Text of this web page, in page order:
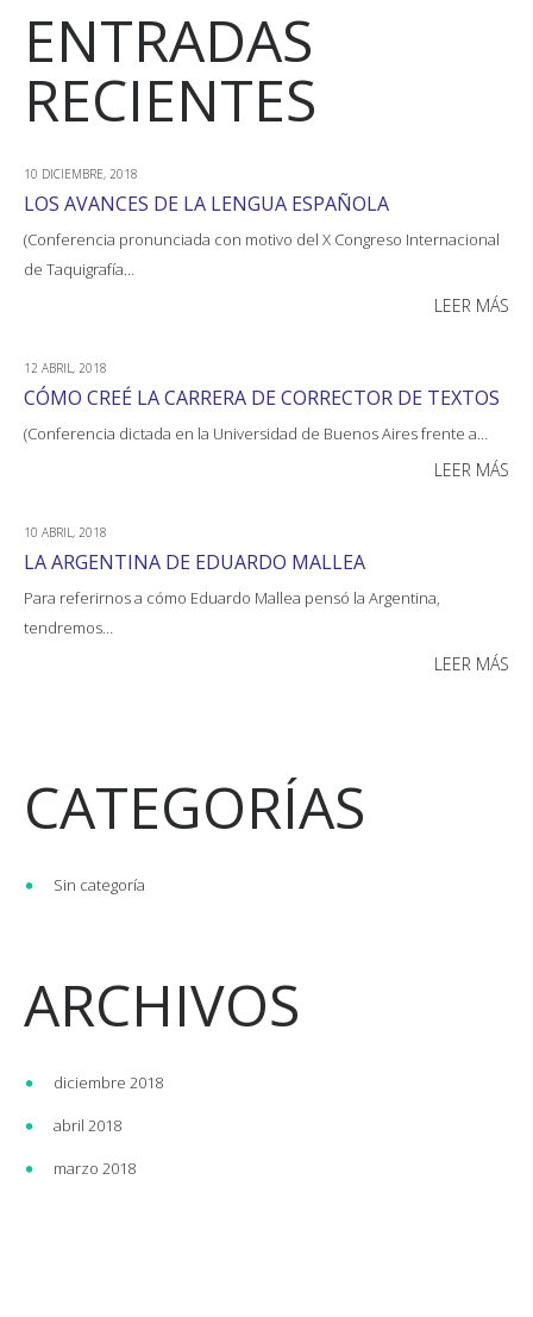
ENTRADAS
RECIENTES
10 DICIEMBRE, 2018
LOS AVANCES DE LA LENGUA ESPAÑOLA
(Conferencia pronunciada con motivo del X Congreso Internacional
de Taquigrafía…
LEER MÁS
12 ABRIL, 2018
CÓMO CREÉ LA CARRERA DE CORRECTOR DE TEXTOS
(Conferencia dictada en la Universidad de Buenos Aires frente a…
LEER MÁS
10 ABRIL, 2018
LA ARGENTINA DE EDUARDO MALLEA
Para referirnos a cómo Eduardo Mallea pensó la Argentina,
tendremos…
LEER MÁS
CATEGORÍAS
Sin categoría
ARCHIVOS
diciembre 2018
abril 2018
marzo 2018